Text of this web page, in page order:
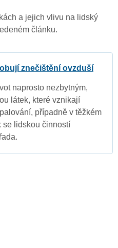
a jejich vlivu na lidský
článku.
znečištění ovzduší
naprosto nezbytným,
látek, které vznikají
případně v těžkém
se lidskou činností